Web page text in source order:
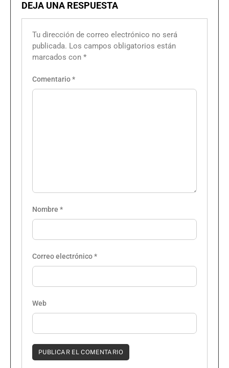
DEJA UNA RESPUESTA
Tu dirección de correo electrónico no será
publicada. Los campos obligatorios están
marcados con *
Comentario*
Nombre *
Correo electrónico*
Web